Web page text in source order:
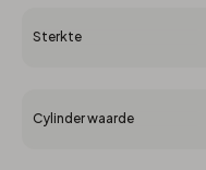
Sterkte
Cylinder waarde